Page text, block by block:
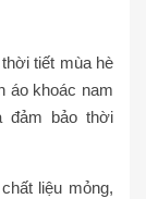
tiết mùa hè
áo khoác nam
đảm bảo thời
liệu mỏng,